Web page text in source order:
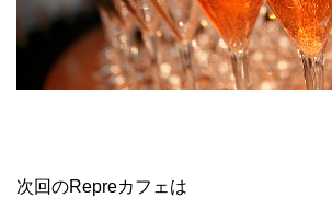
次回のRepreカフェは